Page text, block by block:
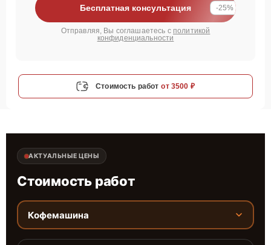
Бесплатная консультация -25%
Отправляя, Вы соглашаетесь с политикой
конфиденциальности
Стоимость работ от 3500 ₽
АКТУАЛЬНЫЕ ЦЕНЫ
Стоимость работ
Кофемашина